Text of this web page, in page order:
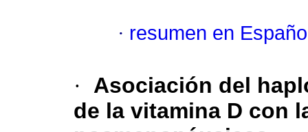
· resumen en
·
Asociación del
de la vitamina D con